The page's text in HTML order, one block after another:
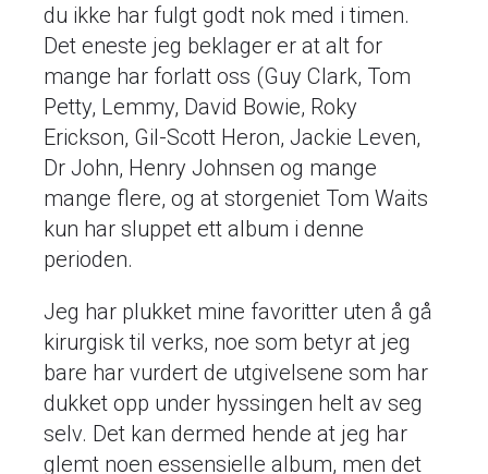
du ikke har fulgt godt nok med i timen.
Det eneste jeg beklager er at alt for
mange har forlatt oss (Guy Clark, Tom
Petty, Lemmy, David Bowie, Roky
Erickson, Gil-Scott Heron, Jackie Leven,
Dr John, Henry Johnsen og mange
mange flere, og at storgeniet Tom Waits
kun har sluppet ett album i denne
perioden.
Jeg har plukket mine favoritter uten å gå
kirurgisk til verks, noe som betyr at jeg
bare har vurdert de utgivelsene som har
dukket opp under hyssingen helt av seg
selv. Det kan dermed hende at jeg har
glemt noen essensielle album, men det